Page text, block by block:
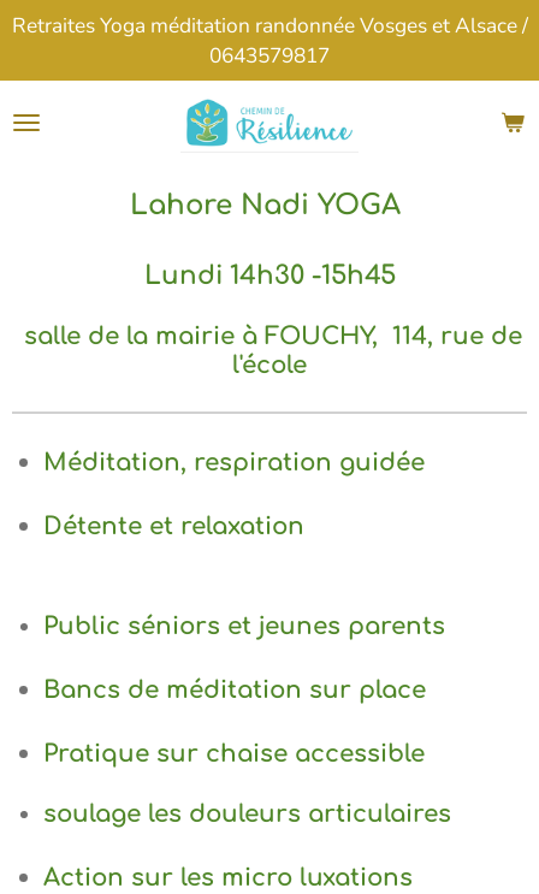
Passer
contenu
principal
Retraites Yoga méditation randonnée Vosges et Alsace /
0643579817
Lahore Nadi YOGA
Lundi 14h30 -15h45
salle de la mairie à FOUCHY, 114, rue de
l'école
Méditation, respiration guidée
Détente et relaxation
Public séniors et jeunes parents
Bancs de méditation sur place
Pratique sur chaise accessible
soulage les douleurs articulaires
Action sur les micro luxations